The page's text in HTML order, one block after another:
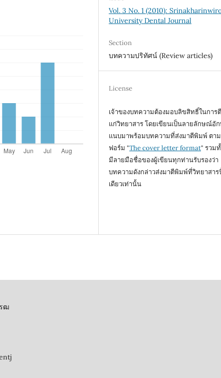
Vol. 3 No. 1 (2010):
University Dental Journal
Section
บทความปริทัศน์ (Review articles)
License
เจ้าของบทความต้องมอบลิขสิทธิ์ในการ
แก่วิทยาสาร โดยเขียนเป็นลายลักษณ์อั
แนบมาพร้อมบทความที่ส่งมาตีพิมพ์ ตา
ฟอร์ม "The cover letter format" รวม
มีลายมือชื่อของผู้เขียนทุกท่านรับรองว่า
บทความดังกล่าวส่งมาตีพิมพ์ที่วิทยาสาร
เดียวเท่านั้น
ฒ